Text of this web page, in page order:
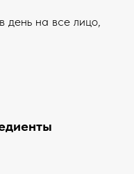
день на все лицо,